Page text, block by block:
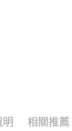
明 相關推薦